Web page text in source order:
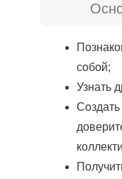
собой;
Узнать